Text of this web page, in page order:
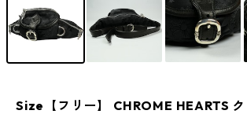
Size【フリー】 CHROME HEARTS